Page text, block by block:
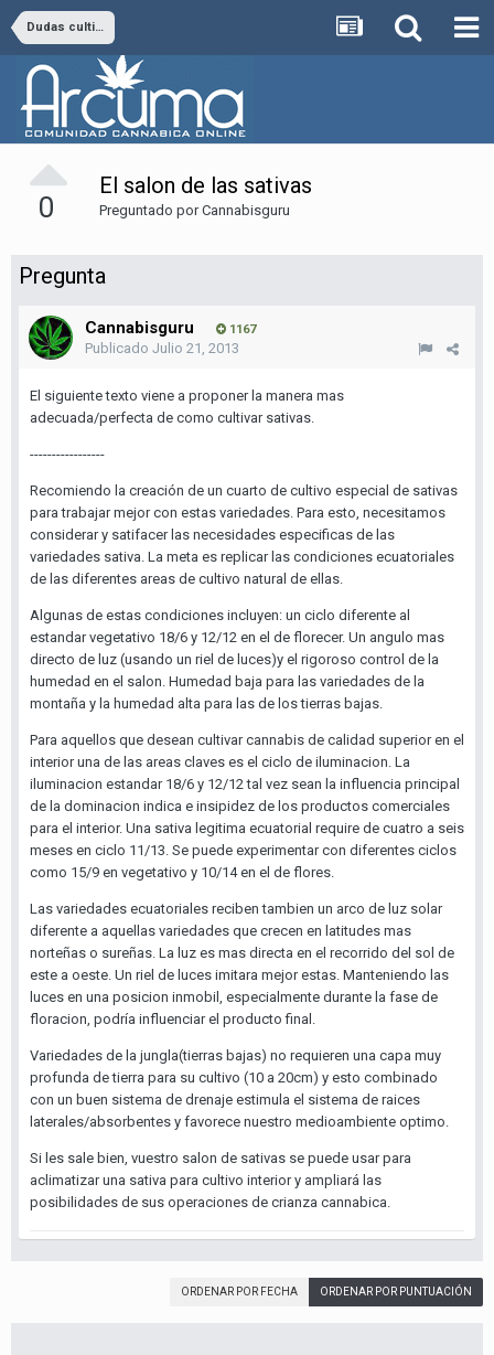
Dudas cultivo en Interior e Hidroponico
0
El salon de las sativas
Preguntado porCannabisguru
Pregunta
Cannabisguru 1167
Publicado Julio 21, 2013
El siguiente texto viene a proponer la manera mas
adecuada/perfecta de como cultivar sativas.
-----------------
Recomiendo la creación de un cuarto de cultivo especial de sativas
para trabajar mejor con estas variedades. Para esto, necesitamos
considerar y satifacer las necesidades especificas de las
variedades sativa. La meta es replicar las condiciones ecuatoriales
de las diferentes areas de cultivo natural de ellas.
Algunas de estas condiciones incluyen: un ciclo diferente al
estandar vegetativo 18/6 y 12/12 en el de florecer. Un angulo mas
directo de luz (usando un riel de luces)y el rigoroso control de la
humedad en el salon. Humedad baja para las variedades de la
montaña y la humedad alta para las de los tierras bajas.
Para aquellos que desean cultivar cannabis de calidad superior en el
interior una de las areas claves es el ciclo de iluminacion. La
iluminacion estandar 18/6 y 12/12 tal vez sean la influencia principal
de la dominacion indica e insipidez de los productos comerciales
para el interior. Una sativa legitima ecuatorial require de cuatro a seis
meses en ciclo 11/13. Se puede experimentar con diferentes ciclos
como 15/9 en vegetativo y 10/14 en el de flores.
Las variedades ecuatoriales reciben tambien un arco de luz solar
diferente a aquellas variedades que crecen en latitudes mas
norteñas o sureñas. La luz es mas directa en el recorrido del sol de
este a oeste. Un riel de luces imitara mejor estas. Manteniendo las
luces en una posicion inmobil, especialmente durante la fase de
floracion, podría influenciar el producto final.
Variedades de la jungla(tierras bajas) no requieren una capa muy
profunda de tierra para su cultivo (10 a 20cm) y esto combinado
con un buen sistema de drenaje estimula el sistema de raices
laterales/absorbentes y favorece nuestro medioambiente optimo.
Si les sale bien, vuestro salon de sativas se puede usar para
aclimatizar una sativa para cultivo interior y ampliará las
posibilidades de sus operaciones de crianza cannabica.
ORDENAR POR PUNTUACIÓN
ORDENAR POR FECHA